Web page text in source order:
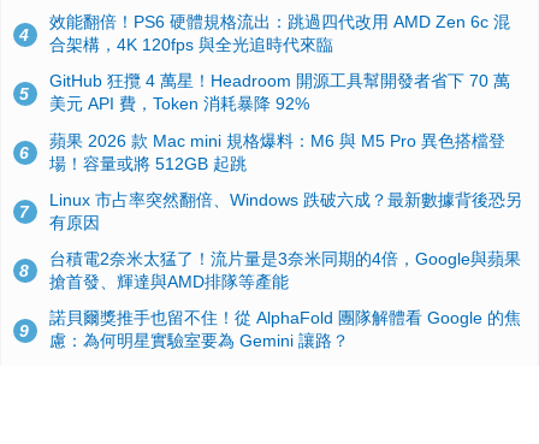
4
效能翻倍！PS6 硬體規格流出：跳過四代改用 AMD Zen 6c 混
合架構，4K 120fps 與全光追時代來臨
5
GitHub 狂攬 4 萬星！Headroom 開源工具幫開發者省下 70 萬
美元 API 費，Token 消耗暴降 92%
6
蘋果 2026 款 Mac mini 規格爆料：M6 與 M5 Pro 異色搭檔登
場！容量或將 512GB 起跳
7
Linux 市占率突然翻倍、Windows 跌破六成？最新數據背後恐另
有原因
8
台積電2奈米太猛了！流片量是3奈米同期的4倍，Google與蘋果
搶首發、輝達與AMD排隊等產能
9
諾貝爾獎推手也留不住！從 AlphaFold 團隊解體看 Google 的焦
慮：為何明星實驗室要為 Gemini 讓路？